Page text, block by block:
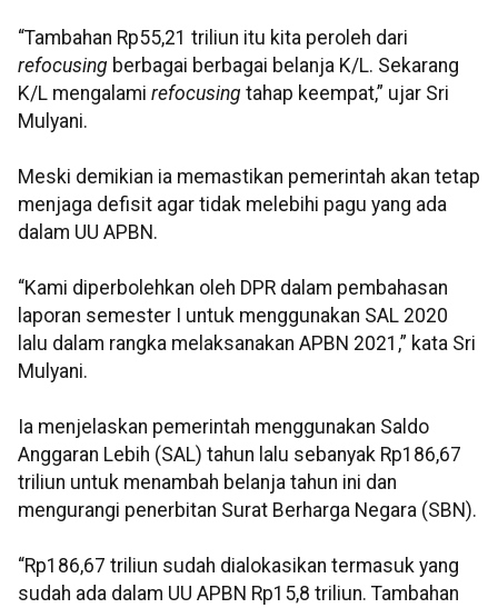
“Tambahan Rp55,21 triliun itu kita peroleh dari
refocusing berbagai berbagai belanja K/L. Sekarang
K/L mengalami refocusing tahap keempat,” ujar Sri
Mulyani.
Meski demikian ia memastikan pemerintah akan tetap
menjaga defisit agar tidak melebihi pagu yang ada
dalam UU APBN.
“Kami diperbolehkan oleh DPR dalam pembahasan
laporan semester I untuk menggunakan SAL 2020
lalu dalam rangka melaksanakan APBN 2021,” kata Sri
Mulyani.
Ia menjelaskan pemerintah menggunakan Saldo
Anggaran Lebih (SAL) tahun lalu sebanyak Rp186,67
triliun untuk menambah belanja tahun ini dan
mengurangi penerbitan Surat Berharga Negara (SBN).
“Rp186,67 triliun sudah dialokasikan termasuk yang
sudah ada dalam UU APBN Rp15,8 triliun. Tambahan